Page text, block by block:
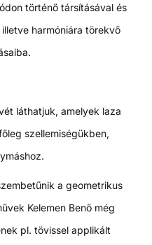
történő társításával és
harmóniára törekvő
láthatjuk, amelyek laza
szellemiségükben,
a geometrikus
Kelemen Benő még
pl. tövissel applikált